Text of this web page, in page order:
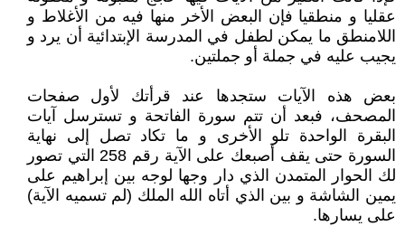
عقليا و منطقيا فإن البعض الأخر منها فيه من الأغلاط و
اللامنطق ما يمكن لطفل في المدرسة الإبتدائية أن يرد و
يجيب عليه في جملة أو جملتين.
بعض هذه الآيات ستجدها عند قرأتك لأول صفحات
المصحف، فبعد أن تتم سورة الفاتحة و تسترسل آيات
البقرة الواحدة تلو الأخرى و ما تكاد تصل إلى نهاية
السورة حتى يقف أصبعك على الآية رقم 258 التي تصور
لك الحوار المتمدن الذي دار وجها لوجه بين إبراهيم على
يمين الشاشة و بين الذي أتاه الله الملك (لم تسميه الآية)
على يسارها.